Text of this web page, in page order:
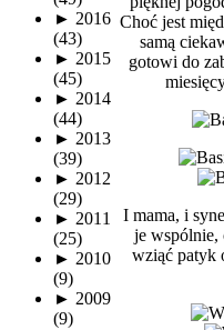
Choć jest
samą
gotowi do
I mama, i
je wspólnie,
wziąć patyk
► 2016
(43)
► 2015
(45)
► 2014
(44)
► 2013
(39)
► 2012
(29)
► 2011
(25)
► 2010
(9)
► 2009
(9)